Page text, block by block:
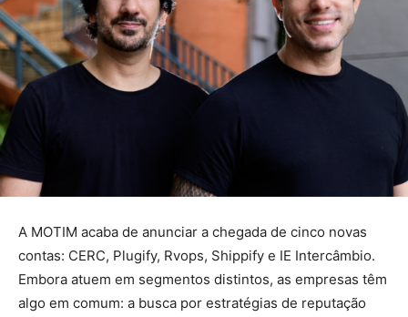
A MOTIM acaba de anunciar a chegada de cinco novas
contas: CERC, Plugify, Rvops, Shippify e IE Intercâmbio.
Embora atuem em segmentos distintos, as empresas têm
algo em comum: a busca por estratégias de reputação